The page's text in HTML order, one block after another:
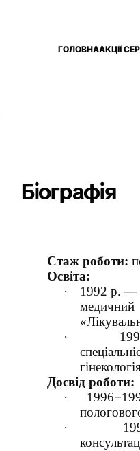
ГОЛОВНААКЦІЇ
Біографія
Стаж роботи:
Освіта:
·
1992 р.—
·
Досвід роботи:
·
1996−
·